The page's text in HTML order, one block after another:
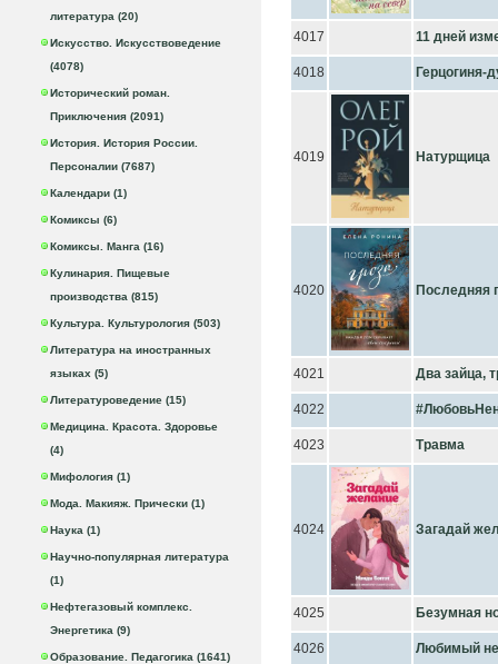
литература (20)
Искусство. Искусствоведение
(4078)
Исторический роман.
Приключения (2091)
История. История России.
Персоналии (7687)
Календари (1)
Комиксы (6)
Комиксы. Манга (16)
Кулинария. Пищевые
производства (815)
Культура. Культурология (503)
Литература на иностранных
языках (5)
Литературоведение (15)
Медицина. Красота. Здоровье
(4)
Мифология (1)
Мода. Макияж. Прически (1)
Наука (1)
Научно-популярная литература
(1)
Нефтегазовый комплекс.
Энергетика (9)
Образование. Педагогика (1641)
4017 11 дней
4018 Герцогиня-
4019 Натурщица
4020 Последняя
4021 Два зайца,
4022
4023 Травма
4024 Загадай
4025 Безумная
4026 Любимый